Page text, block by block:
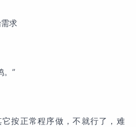
求
。”
按正常程序做，不就行了，难